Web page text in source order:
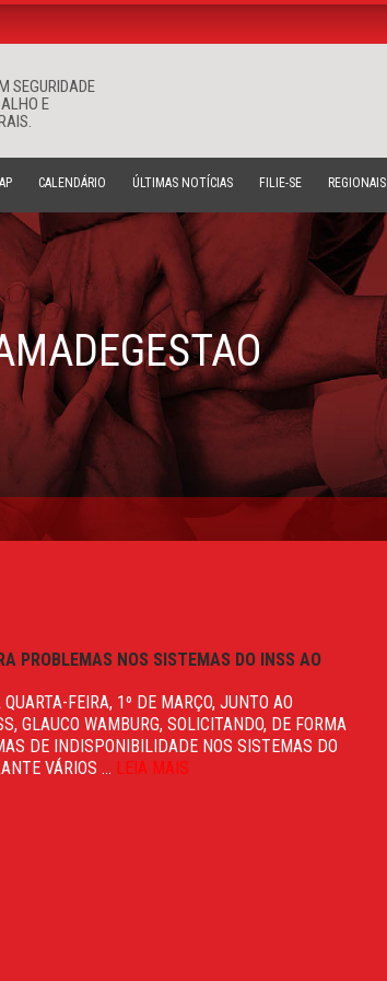
SEGURIDADE
E
CALENDÁRIO ÚLTIMAS NOTÍCIAS FILIE-SE REGIONAIS
PROBLEMAS NOS SISTEMAS DO INSS AO
FEIRA, 1º DE MARÇO, JUNTO AO
GLAUCO WAMBURG, SOLICITANDO, DE FORMA
DE INDISPONIBILIDADE NOS SISTEMAS DO
VÁRIOS ... LEIA MAIS